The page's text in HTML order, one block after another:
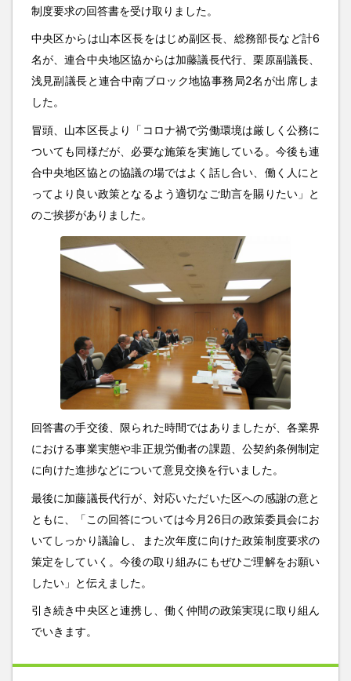
制度要求の回答書を受け取りました。
中央区からは山本区長をはじめ副区長、総務部長など計6
名が、連合中央地区協からは加藤議長代行、栗原副議長、
浅見副議長と連合中南ブロック地協事務局2名が出席しま
した。
冒頭、山本区長より「コロナ禍で労働環境は厳しく公務に
ついても同様だが、必要な施策を実施している。今後も連
合中央地区協との協議の場ではよく話し合い、働く人にと
ってより良い政策となるよう適切なご助言を賜りたい」と
のご挨拶がありました。
回答書の手交後、限られた時間ではありましたが、各業界
における事業実態や非正規労働者の課題、公契約条例制定
に向けた進捗などについて意見交換を行いました。
最後に加藤議長代行が、対応いただいた区への感謝の意と
ともに、「この回答については今月26日の政策委員会にお
いてしっかり議論し、また次年度に向けた政策制度要求の
策定をしていく。今後の取り組みにもぜひご理解をお願い
したい」と伝えました。
引き続き中央区と連携し、働く仲間の政策実現に取り組ん
でいきます。